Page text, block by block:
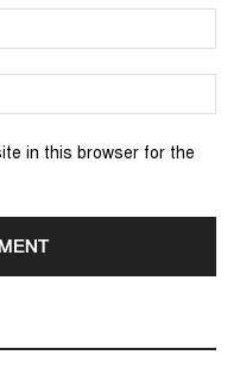
in this browser for the